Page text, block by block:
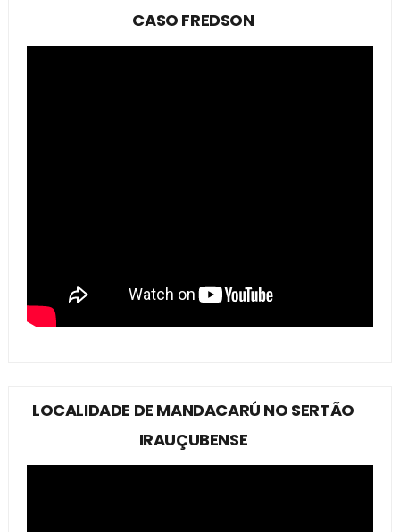
CASO FREDSON
LOCALIDADE DE MANDACARÚ NO SERTÃO
IRAUÇUBENSE